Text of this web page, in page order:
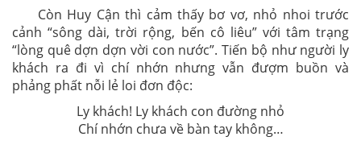
Còn Huy Cận thì cảm thấy bơ vơ, nhỏ nhoi trước
cảnh “sông dài, trời rộng, bến cô liêu” với tâm trạng
“lòng quê dợn dợn vời con nước”. Tiến bộ như người ly
khách ra đi vì chí nhớn nhưng vẫn đượm buồn và
phảng phất nỗi lẻ loi đơn độc:
Ly khách! Ly khách con đường nhỏ
Chí nhớn chưa về bàn tay không…